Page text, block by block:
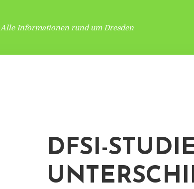
Alle Informationen rund um Dresden
DFSI-